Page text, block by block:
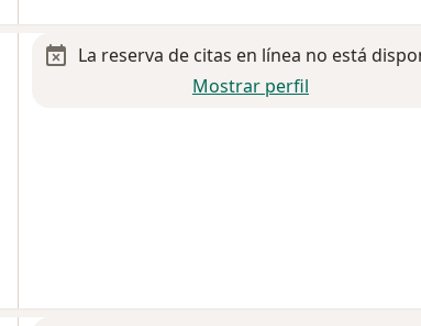
La reserva de citas en línea no está
Mostrar perfil